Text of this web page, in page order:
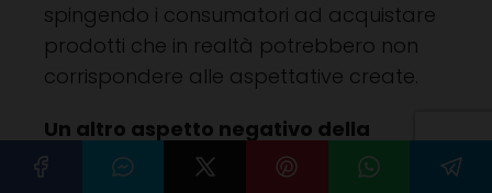
spingendo i consumatori ad acquistare
prodotti che in realtà potrebbero non
corrispondere alle aspettative create.
Un altro aspetto negativo della
pubblicità è il suo impatto